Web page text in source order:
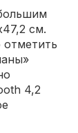
см.
4,2